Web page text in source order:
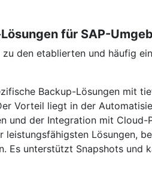
für SAP-
den etablierten und häufig
Backup-Lösungen mit
Vorteil liegt in der
und der Integration mit Cloud-
leistungsfähigsten Lösungen,
Es unterstützt Snapshots und